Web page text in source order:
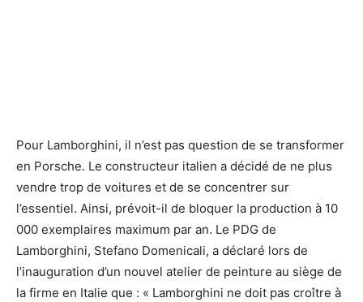
Pour Lamborghini, il n’est pas question de se transformer
en Porsche. Le constructeur italien a décidé de ne plus
vendre trop de voitures et de se concentrer sur
l’essentiel. Ainsi, prévoit-il de bloquer la production à 10
000 exemplaires maximum par an. Le PDG de
Lamborghini, Stefano Domenicali, a déclaré lors de
l’inauguration d’un nouvel atelier de peinture au siège de
la firme en Italie que : « Lamborghini ne doit pas croître à